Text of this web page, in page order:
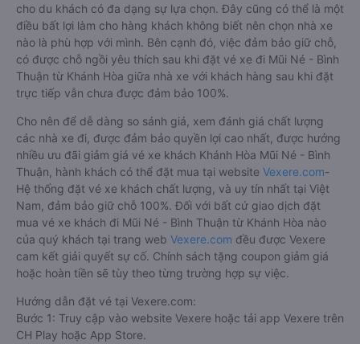
cho du khách có đa dạng sự lựa chọn. Đây cũng có thể là một
điều bất lợi làm cho hàng khách không biết nên chọn nhà xe
nào là phù hợp với mình. Bên cạnh đó, việc đảm bảo giữ chỗ,
có được chỗ ngồi yêu thích sau khi đặt vé xe đi Mũi Né - Bình
Thuận từ Khánh Hòa giữa nhà xe với khách hàng sau khi đặt
trực tiếp vẫn chưa được đảm bảo 100%.
Cho nên để dễ dàng so sánh giá, xem đánh giá chất lượng
các nhà xe đi, được đảm bảo quyền lợi cao nhất, được hưởng
nhiều ưu đãi giảm giá vé xe khách Khánh Hòa Mũi Né - Bình
Thuận, hành khách có thể đặt mua tại website Vexere.com-
Hệ thống đặt vé xe khách chất lượng, và uy tín nhất tại Việt
Nam, đảm bảo giữ chỗ 100%. Đối với bất cứ giao dịch đặt
mua vé xe khách đi Mũi Né - Bình Thuận từ Khánh Hòa nào
của quý khách tại trang web Vexere.com đều được Vexere
cam kết giải quyết sự cố. Chính sách tặng coupon giảm giá
hoặc hoàn tiền sẽ tùy theo từng trường hợp sự việc.
Hướng dẫn đặt vé tại Vexere.com:
Bước 1: Truy cập vào website Vexere hoặc tải app Vexere trên
CH Play hoặc App Store.